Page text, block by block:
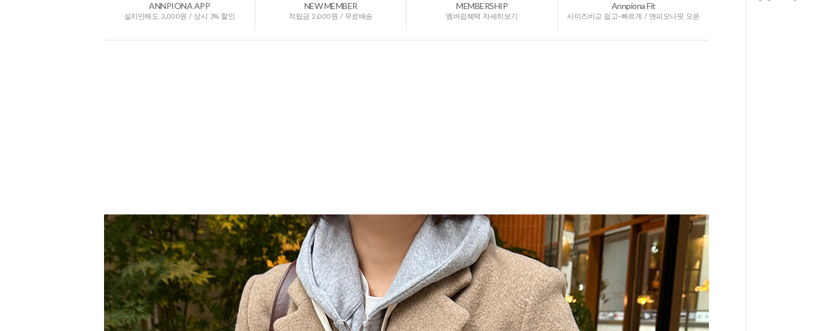
ANNPIONA APP
설치만해도 3,000원 / 상시 3% 할인
NEW MEMBER
적립금 2,000원 / 무료배송
MEMBERSHIP
멤버쉽혜택 자세히보기
Annpiona Fit
사이즈비교 쉽고-빠르게 / 앤피오나핏 오픈